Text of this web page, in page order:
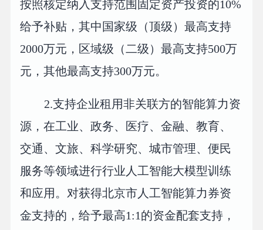
按照核定纳入支持范围固定资产投资的10%
给予补贴，其中国家级（顶级）最高支持
2000万元，区域级（二级）最高支持500万
元，其他最高支持300万元。
2.支持企业租用非关联方的智能算力资
源，在工业、政务、医疗、金融、教育、
交通、文旅、科学研究、城市管理、便民
服务等领域进行行业人工智能大模型训练
和应用。对获得北京市人工智能算力券资
金支持的，给予最高1:1的资金配套支持，